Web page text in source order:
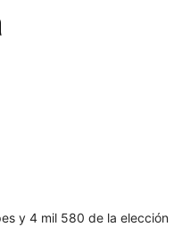
y 4 mil 580 de la elección